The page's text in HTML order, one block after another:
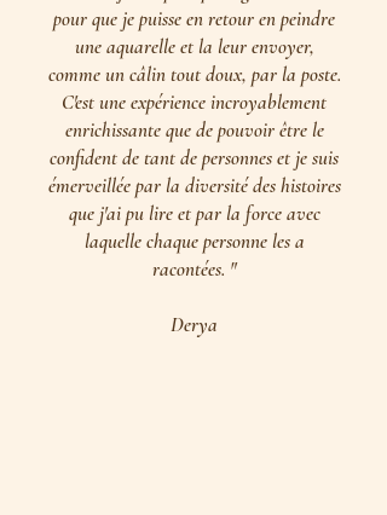
pour que je puisse en retour en peindre
une aquarelle et la leur envoyer,
comme un câlin tout doux, par la poste.
C'est une expérience incroyablement
enrichissante que de pouvoir être le
confident de tant de personnes et je suis
émerveillée par la diversité des histoires
que j'ai pu lire et par la force avec
laquelle chaque personne les a
racontées. "
Derya